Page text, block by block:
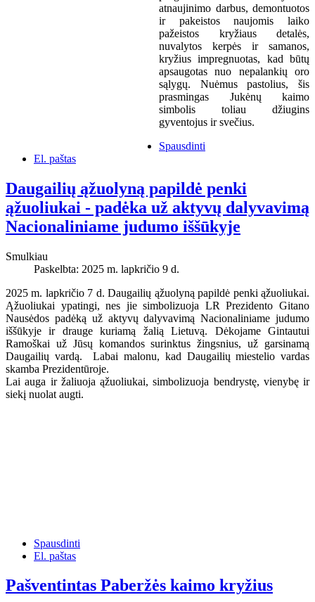
atnaujinimo darbus, demontuotos
ir pakeistos naujomis laiko
pažeistos kryžiaus detalės,
nuvalytos kerpės ir samanos,
kryžius impregnuotas, kad būtų
apsaugotas nuo nepalankių oro
sąlygų. Nuėmus pastolius, šis
prasmingas Jukėnų kaimo
simbolis toliau džiugins
gyventojus ir svečius.
Spausdinti
El. paštas
Daugailių ąžuolyną papildė penki
ąžuoliukai - padėka už aktyvų dalyvavimą
Nacionaliniame judumo iššūkyje
Smulkiau
Paskelbta: 2025 m. lapkričio 9 d.
2025 m. lapkričio 7 d. Daugailių ąžuolyną papildė penki ąžuoliukai.
Ąžuoliukai ypatingi, nes jie simbolizuoja LR Prezidento Gitano
Nausėdos padėką už aktyvų dalyvavimą Nacionaliniame judumo
iššūkyje ir drauge kuriamą žalią Lietuvą. Dėkojame Gintautui
Ramoškai už Jūsų komandos surinktus žingsnius, už garsinamą
Daugailių vardą. Labai malonu, kad Daugailių miestelio vardas
skamba Prezidentūroje.
Lai auga ir žaliuoja ąžuoliukai, simbolizuoja bendrystę, vienybę ir
siekį nuolat augti.
Spausdinti
El. paštas
Pašventintas Paberžės kaimo kryžius